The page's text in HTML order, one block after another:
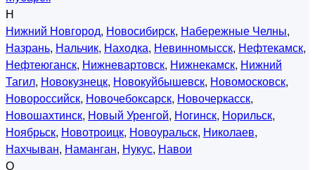
Н
Нижний Новгород, Новосибирск, Набережные Челны,
Назрань, Нальчик, Находка, Невинномысск, Нефтекамск,
Нефтеюганск, Нижневартовск, Нижнекамск, Нижний
Тагил, Новокузнецк, Новокуйбышевск, Новомосковск,
Новороссийск, Новочебоксарск, Новочеркасск,
Новошахтинск, Новый Уренгой, Ногинск, Норильск,
Ноябрьск, Новотроицк, Новоуральск, Николаев,
Нахчыван, Наманган, Нукус, Навои
О